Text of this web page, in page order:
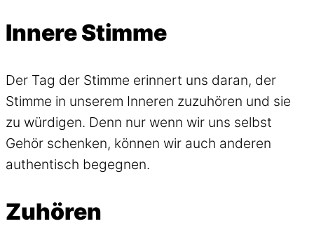
Innere Stimme
Der Tag der Stimme erinnert uns daran, der
Stimme in unserem Inneren zuzuhören und sie
zu würdigen. Denn nur wenn wir uns selbst
Gehör schenken, können wir auch anderen
authentisch begegnen.
Zuhören